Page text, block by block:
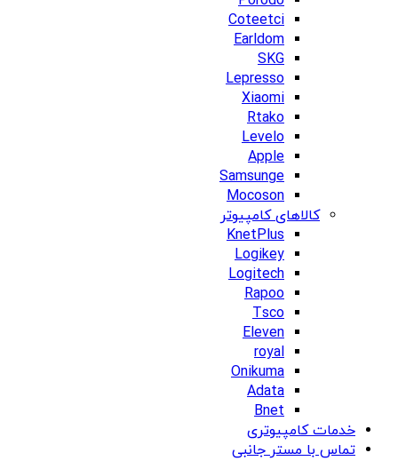
Coteetci
Earldom
SKG
Lepresso
Xiaomi
Rtako
Levelo
Apple
Samsunge
Mocoson
کالاهای کامپیوتر
KnetPlus
Logikey
Logitech
Rapoo
Tsco
Eleven
royal
Onikuma
Adata
Bnet
خدمات کامپیوتری
تماس با مستر جانبی